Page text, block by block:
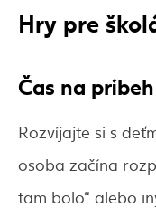
Hry pre
Čas na príbeh
Rozvíjajte si s
osoba začína
tam bolo“ alebo